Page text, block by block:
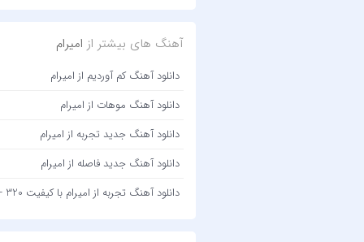
آهنگ های بیشتر از امیرام
دانلود آهنگ کم آوردیم از امیرام
دانلود آهنگ موهات از امیرام
دانلود آهنگ جدید تجربه از امیرام
دانلود آهنگ جدید فاصله از امیرام
دانلود آهنگ تجربه از امیرام با کیفیت 320 + متن آهنگ